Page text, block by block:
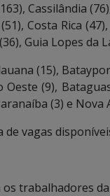
Cassilândia
Costa Rica
Guia Lopes da
(15),
Oeste (9),
(3) e Nova
de vagas
trabalhadores